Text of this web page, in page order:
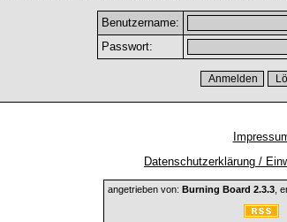
Benutzername:
Passwort:
Datenschutzerklärung /
angetrieben von: Burning Board 2.3.3 ,